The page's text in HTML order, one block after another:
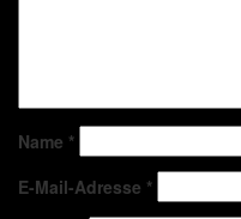
Name *
E-Mail-Adresse *